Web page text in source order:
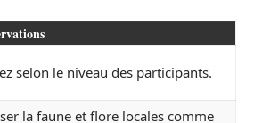
selon le niveau des participants.
la faune et flore locales comme